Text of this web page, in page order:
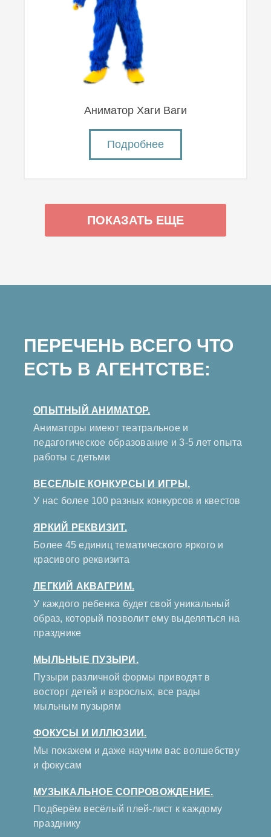
Аниматор Хаги Ваги
Подробнее
ПОКАЗАТЬ ЕЩЕ
ПЕРЕЧЕНЬ ВСЕГО ЧТО
ЕСТЬ В АГЕНТСТВЕ:
ОПЫТНЫЙ АНИМАТОР.
Аниматоры имеют театральное и
педагогическое образование и 3-5 лет опыта
работы с детьми
ВЕСЕЛЫЕ КОНКУРСЫ И ИГРЫ.
У нас более 100 разных конкурсов и квестов
ЯРКИЙ РЕКВИЗИТ.
Более 45 единиц тематического яркого и
красивого реквизита
ЛЕГКИЙ АКВАГРИМ.
У каждого ребенка будет свой уникальный
образ, который позволит ему выделяться на
празднике
МЫЛЬНЫЕ ПУЗЫРИ.
Пузыри различной формы приводят в
восторг детей и взрослых, все рады
мыльным пузырям
ФОКУСЫ И ИЛЛЮЗИИ.
Мы покажем и даже научим вас волшебству
и фокусам
МУЗЫКАЛЬНОЕ СОПРОВОЖДЕНИЕ.
Подберём весёлый плей-лист к каждому
празднику